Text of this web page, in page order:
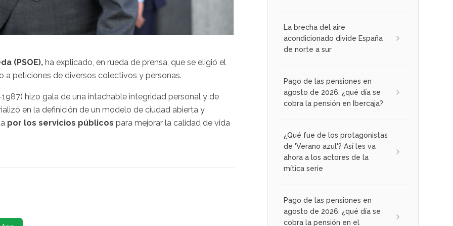
(PSOE), ha explicado, en rueda de prensa, que se eligió el
a peticiones de diversos colectivos y personas.
hizo gala de una intachable integridad personal y de
en la definición de un modelo de ciudad abierta y
por los servicios públicos para mejorar la calidad de vida
La brecha del aire
acondicionado divide España
de norte a sur
Pago de las pensiones en
agosto de 2026: ¿qué día se
cobra la pensión en Ibercaja?
¿Qué fue de los protagonistas
de 'Verano azul'? Así les va
ahora a los actores de la
mítica serie
Pago de las pensiones en
agosto de 2026: ¿qué día se
cobra la pensión en el